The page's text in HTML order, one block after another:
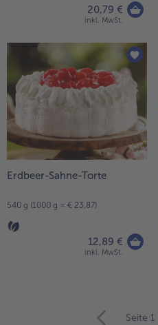
20,79 €
inkl. MwSt.
Erdbeer-Sahne-Torte
540 g (1000 g = € 23,87)
12,89 €
inkl. MwSt.
Seite 1